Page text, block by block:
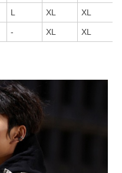
L XL XL
- XL XL